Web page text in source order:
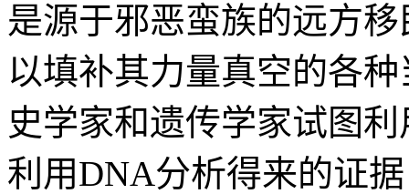
是源于邪恶蛮族的远方
以填补其力量真空的各
史学家和遗传学家试图
利用DNA分析得来的证